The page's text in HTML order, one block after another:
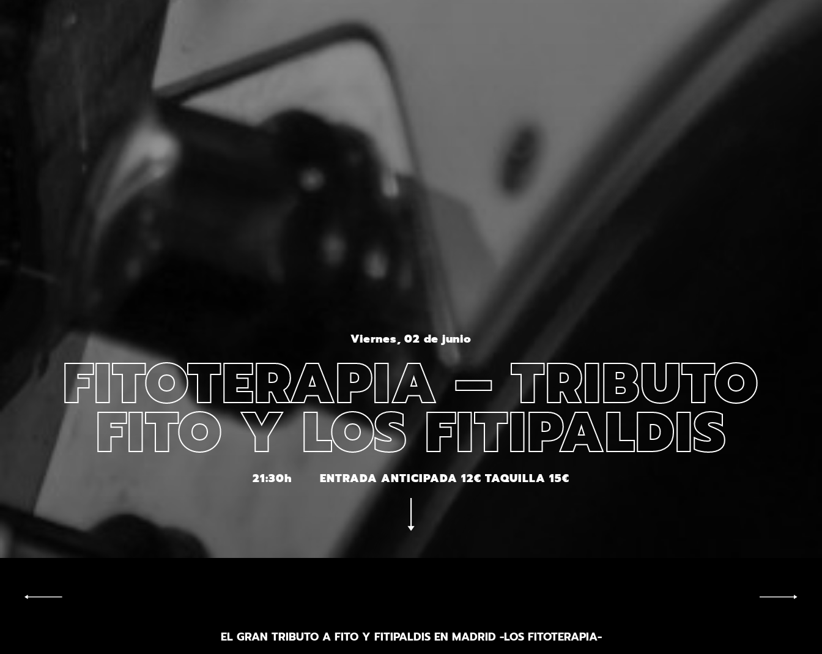
Viernes, 02 de junio
FITOTERAPIA – TRIBUTO
FITO Y LOS FITIPALDIS
21:30h ENTRADA ANTICIPADA 12€ TAQUILLA 15€
EL GRAN TRIBUTO A FITO Y FITIPALDIS EN MADRID -LOS FITOTERAPIA-